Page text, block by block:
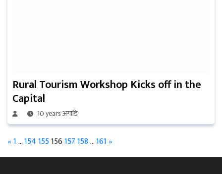
Rural Tourism Workshop Kicks off in the
Capital
10 years अगाडि
«1…154155156157158…161 »